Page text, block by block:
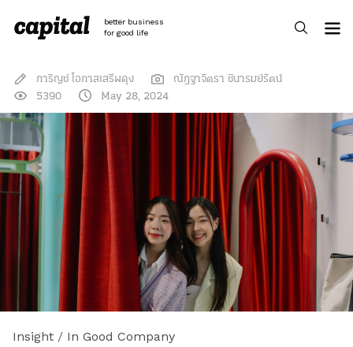
content
better business
for good life
ภาริญช์ โอภาสเสรีผดุง
ณัฎฐาจิตรา ชินารมย์รัตน์
5390
May 28, 2024
Insight / In Good Company